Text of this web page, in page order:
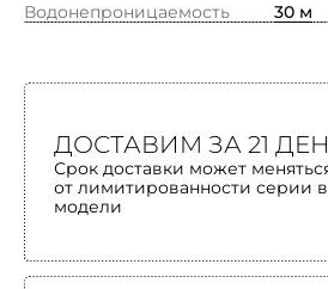
Водонепроницаемость
30 м
ДОСТАВИМ ЗА 21
Срок доставки может
от лимитированности серии
модели